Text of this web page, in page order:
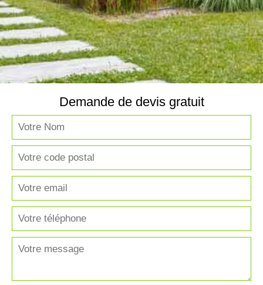
Demande de devis gratuit